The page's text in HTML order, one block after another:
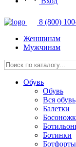
8 (800)
Женщинам
Мужчинам
Обувь
Обувь
Вся обувь
Балетки
Ботинки
Ботфорты